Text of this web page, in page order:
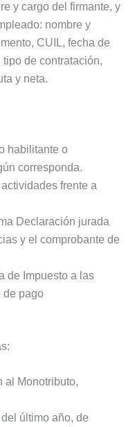
y cargo del firmante, y
nombre y
CUIL, fecha de
de contratación,
y neta.
habilitante o
corresponda.
frente a
Declaración jurada
y el comprobante de
de Impuesto a las
de pago
al Monotributo,
último año, de